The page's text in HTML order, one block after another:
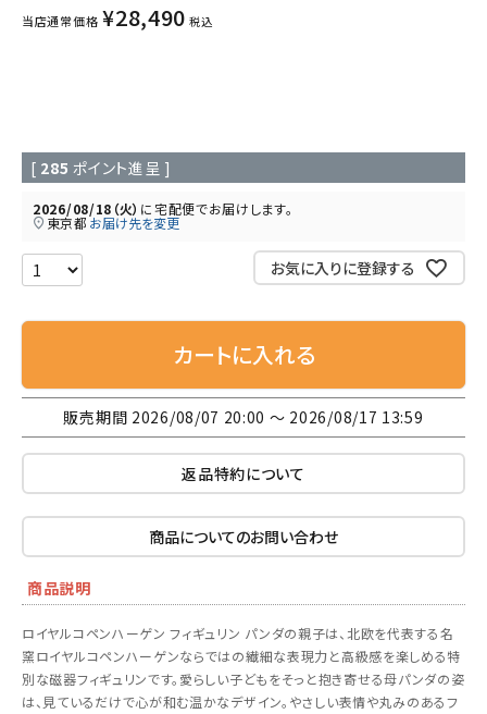
当店通常価格 ¥28,490 税込
[ 285 ポイント進呈 ]
2026/08/18（火） に宅配便でお届けします。
東京都お届け先を変更
お気に入りに登録する
カートに入れる
販売期間 2026/08/07 20:00 〜 2026/08/17 13:59
返品特約について
商品についてのお問い合わせ
商品説明
ロイヤルコペンハーゲン フィギュリン パンダの親子は、北欧を代表する名
窯ロイヤルコペンハーゲンならではの繊細な表現力と高級感を楽しめる特
別な磁器フィギュリンです。愛らしい子どもをそっと抱き寄せる母パンダの姿
は、見ているだけで心が和む温かなデザイン。やさしい表情や丸みのあるフ